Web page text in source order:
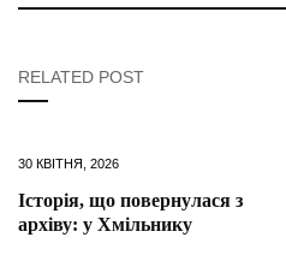
RELATED POST
30 КВІТНЯ, 2026
Історія, що повернулася з
архіву: у Хмільнику